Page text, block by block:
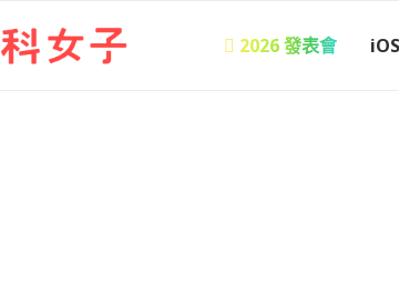
 2026 發表會